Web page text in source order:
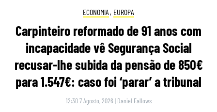
ECONOMIA , EUROPA
Carpinteiro reformado de 91 anos com
incapacidade vê Segurança Social
recusar-lhe subida da pensão de 850€
para 1.547€: caso foi ‘parar’ a tribunal
12:30 7 Agosto, 2026 | Daniel Fallows